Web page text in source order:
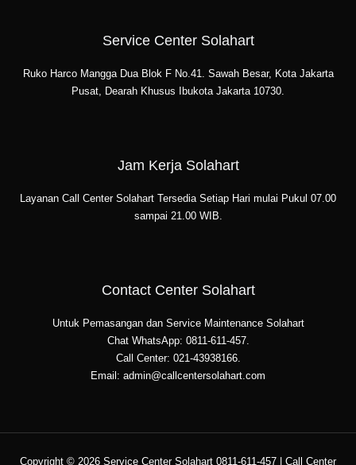
Service Center Solahart
Ruko Harco Mangga Dua Blok F No.41. Sawah Besar, Kota Jakarta
Pusat, Dearah Khusus Ibukota Jakarta 10730.
Jam Kerja Solahart
Layanan Call Center Solahart Tersedia Setiap Hari mulai Pukul 07.00
sampai 21.00 WIB.
Contact Center Solahart
Untuk Pemasangan dan Service Maintenance Solahart
Chat WhatsApp: 0811-611-457.
Call Center: 021-43938166.
Email: admin@callcentersolahart.com
Copyright © 2026 Service Center Solahart 0811-611-457 | Call Center